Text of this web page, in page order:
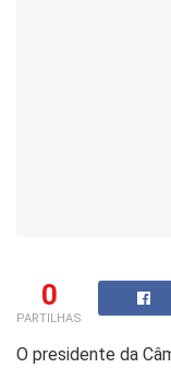
0
PARTILHAS
O presidente da